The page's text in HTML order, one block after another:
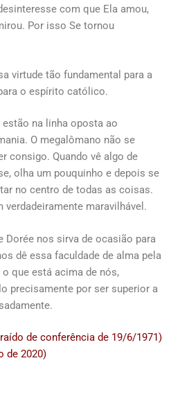
com que Ela amou,
Por isso Se tornou
virtude tão fundamental para a
o espírito católico.
na linha oposta ao
O megalômano não se
consigo. Quando vê algo de
olha um pouquinho e depois se
no centro de todas as coisas.
maravilhável.
Dorée nos sirva de ocasião para
dê essa faculdade de alma pela
que está acima de nós,
precisamente por ser superior a
de conferência de 19/6/1971)
de 2020)